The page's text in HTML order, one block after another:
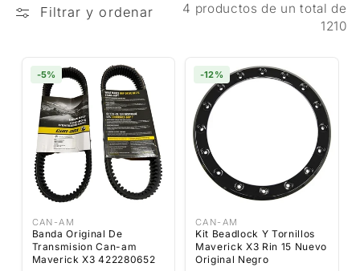
Filtrar y ordenar
4 productos de un total de
1210
-5%
CAN-AM
Banda Original De
Transmision Can-am
Maverick X3 422280652
-12%
CAN-AM
Kit Beadlock Y Tornillos
Maverick X3 Rin 15 Nuevo
Original Negro